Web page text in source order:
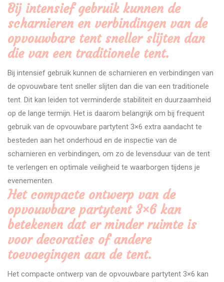
Bij intensief gebruik kunnen de
scharnieren en verbindingen van de
opvouwbare tent sneller slijten dan
die van een traditionele tent.
Bij intensief gebruik kunnen de scharnieren en verbindingen van
de opvouwbare tent sneller slijten dan die van een traditionele
tent. Dit kan leiden tot verminderde stabiliteit en duurzaamheid
op de lange termijn. Het is daarom belangrijk om bij frequent
gebruik van de opvouwbare partytent 3×6 extra aandacht te
besteden aan het onderhoud en de inspectie van de
scharnieren en verbindingen, om zo de levensduur van de tent
te verlengen en optimale veiligheid te waarborgen tijdens je
evenementen.
Het compacte ontwerp van de
opvouwbare partytent 3×6 kan
betekenen dat er minder ruimte is
voor decoraties of andere
toevoegingen aan de tent.
Het compacte ontwerp van de opvouwbare partytent 3×6 kan